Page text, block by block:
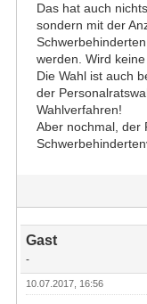
Das hat auch
sondern mit der
werden. Wird
Die Wahl ist auch
der
Wahlverfahren!
Aber nochmal, der
Gast
-
10.07.2017, 16:56